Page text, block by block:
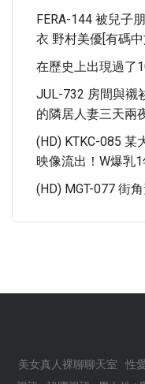
FERA-144 被兒子
衣 野村美優[有碼
在歷史上出現過了
JUL-732 房間與襯
的隣居人妻三天兩
(HD) KTKC-085 某
映像流出！W爆乳1
(HD) MGT-077 街
美女真人裸聊聊天室 性